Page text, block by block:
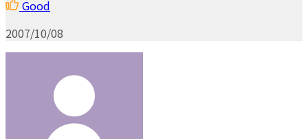
Good
2007/10/08